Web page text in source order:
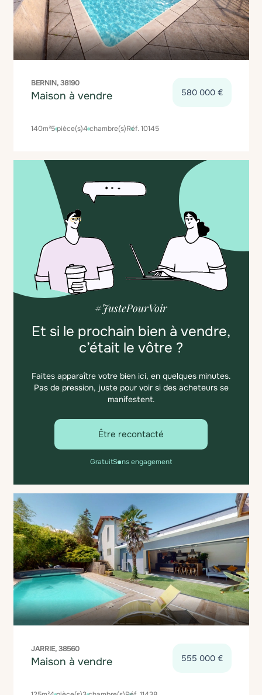
BERNIN, 38190
Maison à vendre 580 000 €
140m²5 pièce(s)4 chambre(s)Réf. 10145
#JustePourVoir
Et si le prochain bien à vendre,
c’était le vôtre ?
Faites apparaître votre bien ici, en quelques minutes.
Pas de pression, juste pour voir si des acheteurs se
manifestent.
Être recontacté
GratuitSans engagement
JARRIE, 38560
Maison à vendre 555 000 €